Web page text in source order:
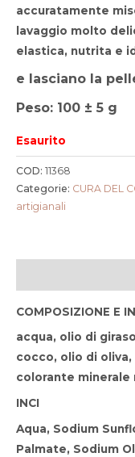
accuratamente
lavaggio molto
elastica, nutrita e
e lasciano la
Peso: 100 ± 5 g
Esaurito
COD: 11368
Categorie: CURA DEL
artigianali
COMPOSIZIONE E
acqua, olio di
cocco, olio di
colorante minerale
INCI
Aqua, Sodium
Palmate, Sodium